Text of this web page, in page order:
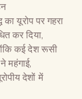
यूरोप पर गहरा
कर दिया,
कई देश रूसी
महंगाई,
देशों में